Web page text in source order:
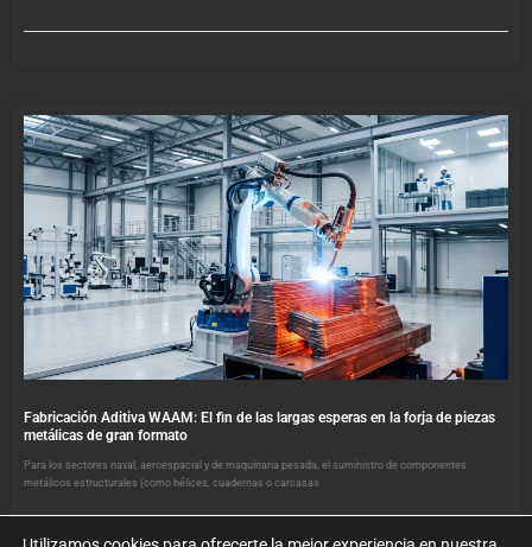
Fabricación Aditiva WAAM: El fin de las largas esperas en la forja de piezas
metálicas de gran formato
Para los sectores naval, aeroespacial y de maquinaria pesada, el suministro de componentes
metálicos estructurales (como hélices, cuadernas o carcasas